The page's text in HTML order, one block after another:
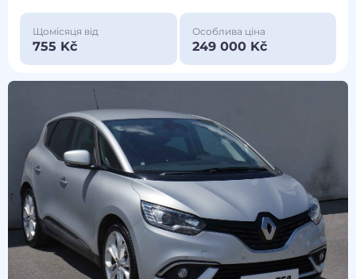
Щомісяця від
755 Kč
Особлива ціна
249 000 Kč